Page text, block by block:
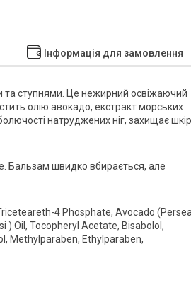
Інформація для замовлення
та ступнями. Це нежирний освіжаючий
олію авокадо, екстракт морських
натруджених ніг, захищає
Бальзам швидко вбирається, але
4 Phosphate, Avocado
) Oil, Tocopheryl Acetate, Bisabolol,
Methylparaben, Ethylparaben,